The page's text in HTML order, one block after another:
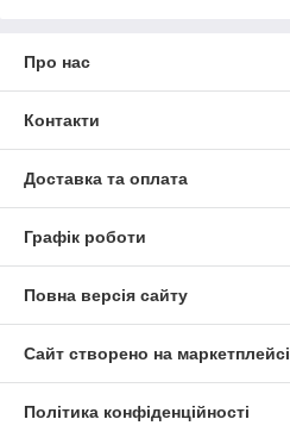
Про нас
Контакти
Доставка та оплата
Графік роботи
Повна версія сайту
Сайт створено на маркетплейсі
Політика конфіденційності